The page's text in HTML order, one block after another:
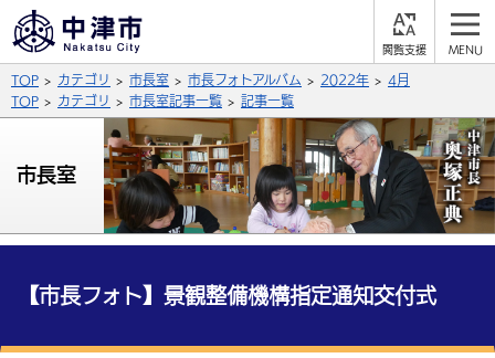
支
背景色
青 白
文字の大きさ
拡大 標準 縮小
公式SNS
X (Twitter) YouTube
サイト内検索
総合メニュー
TOP カテゴリ 市長室 市長フォトアルバム 2022年
4月
TOP
カテゴリ 市長室記事一覧 記事一覧
市長室
【市長フォト】景観整備機構指定通知交付式